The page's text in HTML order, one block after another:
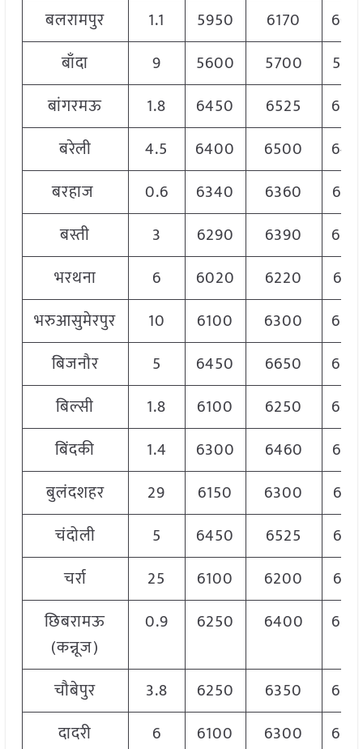
बलरामपुर
1.1 5950 6170
बाँदा
9 5600 5700
बांगरमऊ
1.8 6450 6525
बरेली
4.5 6400 6500
बरहाज
0.6 6340 6360
बस्ती
3 6290 6390
भरथना
6 6020 6220
भरुआसुमेरपुर
10 6100 6300
बिजनौर
5 6450 6650
बिल्सी
1.8 6100 6250
बिंदकी
1.4 6300 6460
बुलंदशहर
29 6150 6300
चंदोली
5 6450 6525
चर्रा
25 6100 6200
छिबरामऊ
(कन्नूज)
0.9 6250 6400
चौबेपुर 3.8 6250 6350
दादरी
6 6100 6300